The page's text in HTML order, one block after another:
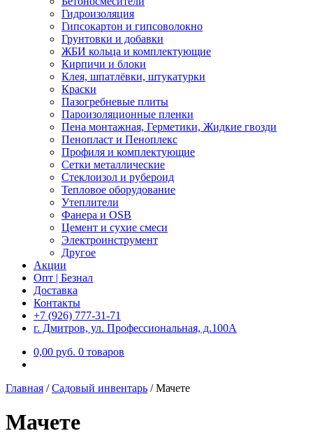
Гидроизоляция
Гипсокартон и гипсоволокно
Грунтовки и добавки
ЖБИ кольца и комплектующие
Кирпичи и блоки
Клея, шпатлёвки, штукатурки
Краски
Пазогребневые плиты
Пароизоляционные пленки
Пена монтажная, Герметики, Жидкие гвозди
Пенопласт и Пеноплекс
Профиля и комплектующие
Сетки металлические
Стеклоизол и рубероид
Тепловое оборудование
Утеплители
Фанера и OSB
Цемент и сухие смеси
Электроинструмент
Другое
Акции
Опт | Безнал
Доставка
Контакты
+7 (926) 777-31-71
г. Дмитров, ул. Профессиональная, д.100А
0,00 руб. 0 товаров
Главная /Садовый инвентарь /Мачете
Мачете